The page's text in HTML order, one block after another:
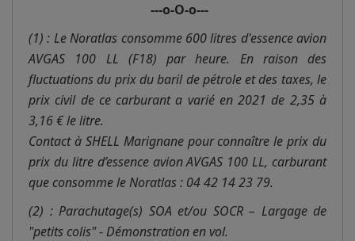
---o-O-o---
(1) : Le Noratlas consomme 600 litres d'essence avion
AVGAS 100 LL (F18) par heure. En raison des
fluctuations du prix du baril de pétrole et des taxes, le
prix civil de ce carburant a varié en 2021 de 2,35 à
3,16 € le litre.
Contact à SHELL Marignane pour connaître le prix du
prix du litre d’essence avion AVGAS 100 LL, carburant
que consomme le Noratlas : 04 42 14 23 79.
(2) : Parachutage(s) SOA et/ou SOCR – Largage de
"petits colis" - Démonstration en vol.